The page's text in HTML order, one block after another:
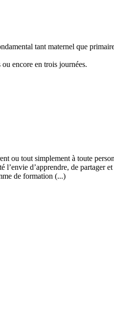
tant maternel que
encore en trois journées.
ou tout simplement à toute
d’apprendre, de partager
de formation (...)